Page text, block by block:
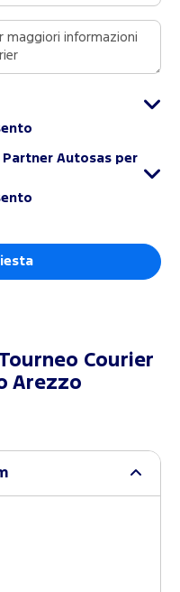
Autosas per
Courier
Arezzo